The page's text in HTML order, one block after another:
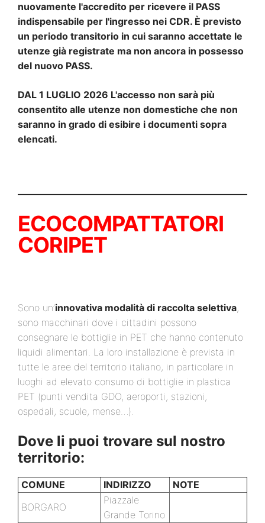
nuovamente l'accredito per ricevere il PASS
indispensabile per l'ingresso nei CDR. È previsto
un periodo transitorio in cui saranno accettate le
utenze già registrate ma non ancora in possesso
del nuovo PASS.
DAL 1 LUGLIO 2026 L'accesso non sarà più
consentito alle utenze non domestiche che non
saranno in grado di esibire i documenti sopra
elencati.
ECOCOMPATTATORI
CORIPET
Sono un’innovativa modalità di raccolta selettiva,
sono macchinari dove i cittadini possono
consegnare le bottiglie in PET che hanno contenuto
liquidi alimentari. La loro installazione è prevista in
tutte le aree del territorio italiano, in particolare in
luoghi ad elevato consumo di bottiglie in plastica
PET (punti vendita GDO, aeroporti, stazioni,
ospedali, scuole, mense…).
Dove li puoi trovare sul nostro
territorio:
COMUNE INDIRIZZO
NOTE
BORGARO
Piazzale
Grande Torino